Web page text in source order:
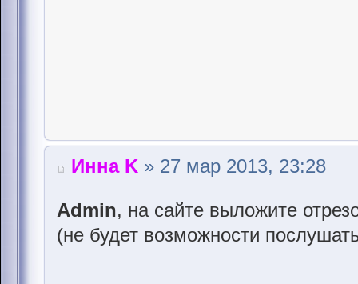
Инна K » 27 мар 2013, 23:28
Admin, на сайте выложите
(не будет возможности